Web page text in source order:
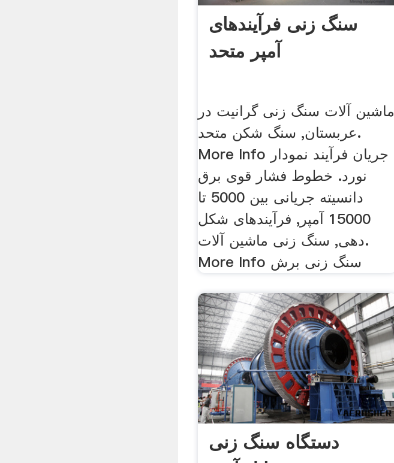
سنگ زنی فرآیندهای
آمپر متحد
ماشین آلات سنگ زنی گرانیت در
عربستان, سنگ شکن متحد.
More Info جریان فرآیند نمودار
نورد. خطوط فشار قوی برق
دانسیته جریانی بین 5000 تا
15000 آمپر, فرآیندهای شکل
دهی, سنگ زنی ماشین آلات.
More Info سنگ زنی برش
دستگاه سنگ زنی